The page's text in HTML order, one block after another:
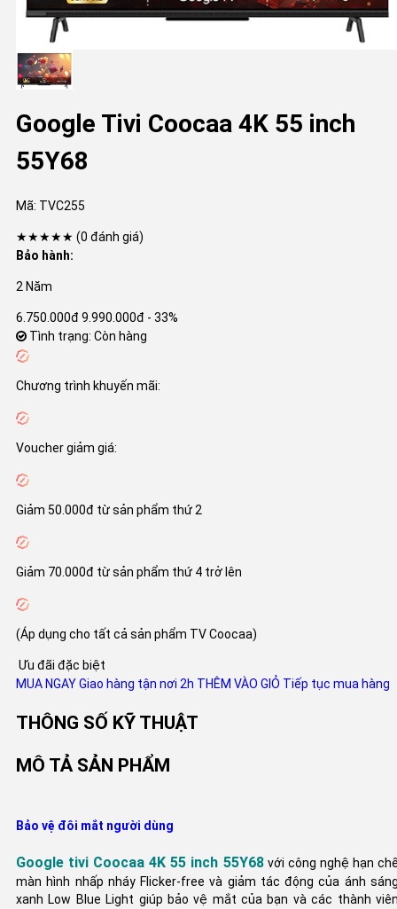
Google Tivi Coocaa 4K 55 inch
55Y68
Mã: TVC255
★★★★★ (0 đánh giá)
Bảo hành:
2 Năm
6.750.000đ 9.990.000đ - 33%
Tình trạng: Còn hàng
Chương trình khuyến mãi:
Voucher giảm giá:
Giảm 50.000đ từ sản phẩm thứ 2
Giảm 70.000đ từ sản phẩm thứ 4 trở lên
(Áp dụng cho tất cả sản phẩm TV Coocaa)
Ưu đãi đặc biệt
MUA NGAYGiao hàng tận nơi 2h THÊM VÀO GIỎ Tiếp tục mua hàng
THÔNG SỐ KỸ THUẬT
MÔ TẢ SẢN PHẨM
Bảo vệ đôi mắt người dùng
Google tivi Coocaa 4K 55 inch 55Y68với công nghệ hạn
màn hình nhấp nháy Flicker-free và giảm tác động của ánh
xanh Low Blue Light giúp bảo vệ mắt của bạn và các thành